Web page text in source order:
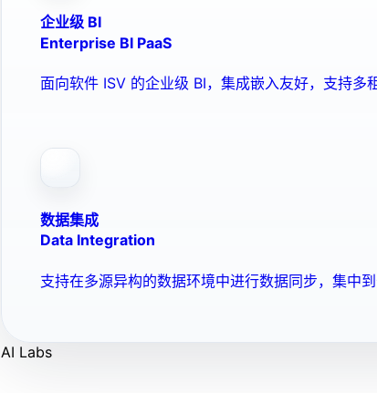
企业级 BI
Enterprise BI PaaS
面向软件 ISV 的企业级 BI，集成嵌入友好，支持多
数据集成
Data Integration
支持在多源异构的数据环境中进行数据同步，集中
AI Labs